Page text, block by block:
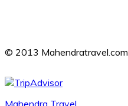
© 2013 Mahendratravel.com
Mahendra Travel